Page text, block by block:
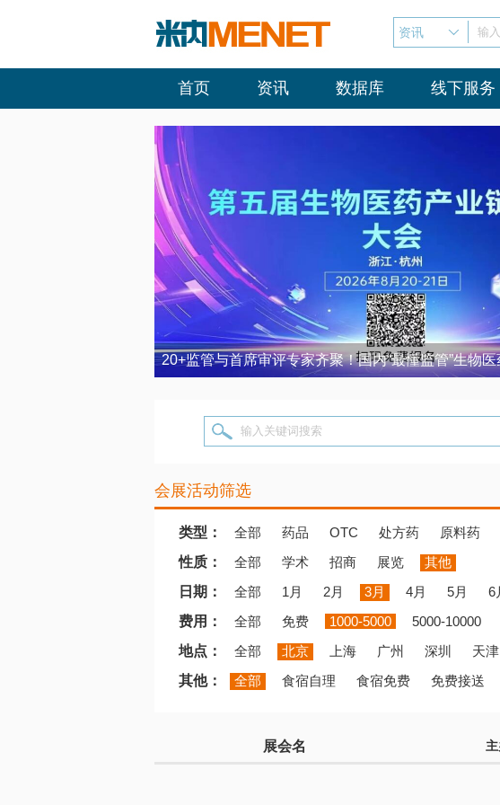
资讯 输
首页 资讯 数据库 线下服务
20+监管与首席审评专家齐聚！国内“最懂监管”生物
输入关键词搜索
会展活动筛选
类型： 全部 药品 OTC 处方药 原料药
性质：
全部 学术 招商 展览
其他
日期：
全部 1月 2月 3月 4月 5月 6
费用：
全部 免费 1000-5000 5000-10000
地点：
全部 北京 上海 广州 深圳 天津
其他：
全部 食宿自理 食宿免费 免费接送
展会名